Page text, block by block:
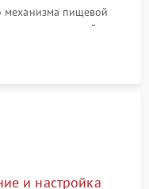
механизма пищевой
программной
от кофейных масел.
и настройка